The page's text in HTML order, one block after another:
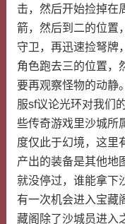
击，然后开始捡掉在
箭，然后到二的位置
守卫，再迅速捡弩牌
角色跑去三的位置，
要再观察怪物的动静
服sf议论光环对我们
些传奇游戏里沙城所
度仅此于幻境，这里
产出的装备是其他地
就没停过，谁能拿下
有一次机会进入宝藏
藏阁除了沙城员进入